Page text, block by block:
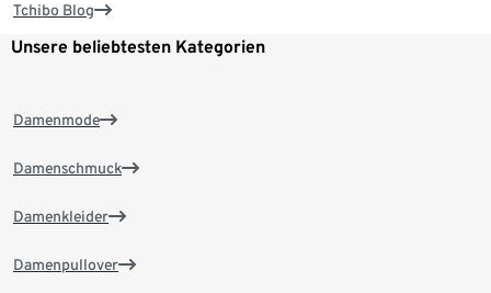
Tchibo Blog
Unsere beliebtesten Kategorien
Damenmode
Damenschmuck
Damenkleider
Damenpullover